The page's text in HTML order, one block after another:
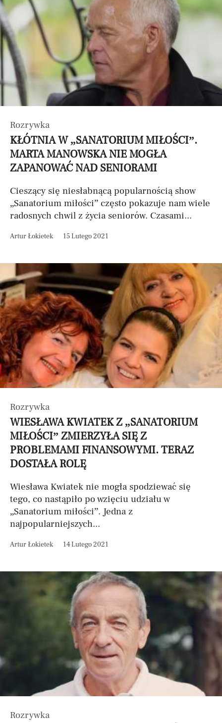
Rozrywka
KŁÓTNIA W „SANATORIUM MIŁOŚCI”.
MARTA MANOWSKA NIE MOGŁA
ZAPANOWAĆ NAD SENIORAMI
Cieszący się niesłabnącą popularnością show
„Sanatorium miłości” często pokazuje nam wiele
radosnych chwil z życia seniorów. Czasami...
Artur Łokietek 15 Lutego 2021
Rozrywka
WIESŁAWA KWIATEK Z „SANATORIUM
MIŁOŚCI” ZMIERZYŁA SIĘ Z
PROBLEMAMI FINANSOWYMI. TERAZ
DOSTAŁA ROLĘ
Wiesława Kwiatek nie mogła spodziewać się
tego, co nastąpiło po wzięciu udziału w
„Sanatorium miłości”. Jedna z
najpopularniejszych...
Artur Łokietek 14 Lutego 2021
Rozrywka